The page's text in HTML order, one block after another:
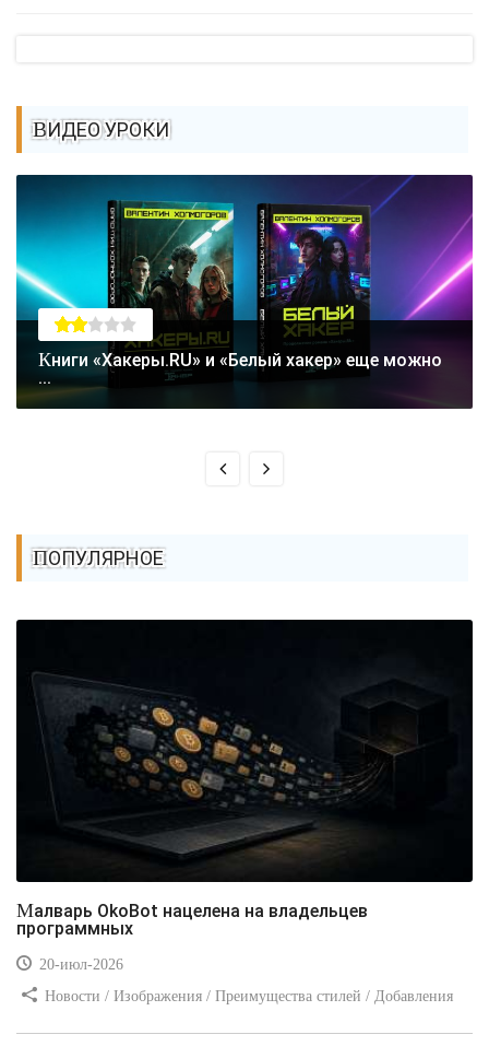
ВИДЕО УРОКИ
Книги «Хакеры.RU» и «Белый хакер» еще можно
...
ПОПУЛЯРНОЕ
Малварь OkoBot нацелена на владельцев
программных
20-июл-2026
Новости / Изображения / Преимущества стилей / Добавления